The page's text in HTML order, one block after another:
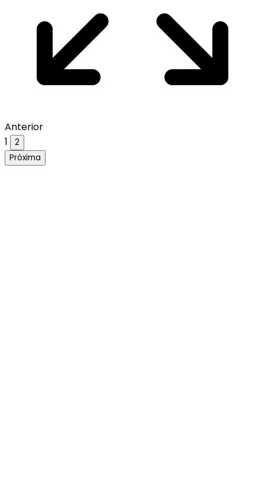
Anterior
1
2
Próxima